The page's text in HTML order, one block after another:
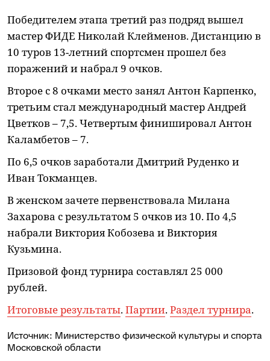
Победителем этапа третий раз подряд вышел
мастер ФИДЕ Николай Клейменов. Дистанцию в
10 туров 13-летний спортсмен прошел без
поражений и набрал 9 очков.
Второе с 8 очками место занял Антон Карпенко,
третьим стал международный мастер Андрей
Цветков – 7,5. Четвертым финишировал Антон
Каламбетов – 7.
По 6,5 очков заработали Дмитрий Руденко и
Иван Токманцев.
В женском зачете первенствовала Милана
Захарова с результатом 5 очков из 10. По 4,5
набрали Виктория Кобозева и Виктория
Кузьмина.
Призовой фонд турнира составлял 25 000
рублей.
Итоговые результаты. Партии. Раздел турнира.
Источник: Министерство физической культуры и спорта
Московской области